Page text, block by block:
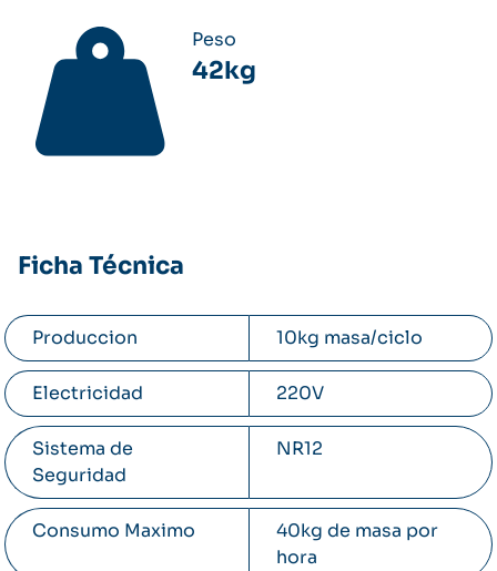
Peso
42kg
Ficha Técnica
Produccion 10kg masa/ciclo
Electricidad 220V
Sistema de
Seguridad
NR12
Consumo Maximo
40kg de masa por
hora